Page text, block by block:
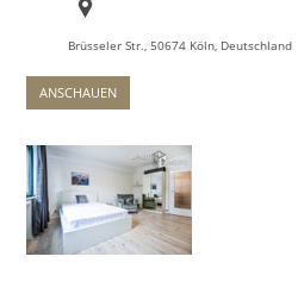
Brüsseler Str., 50674 Köln, Deutschland
ANSCHAUEN